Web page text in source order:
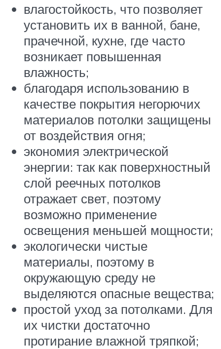
влагостойкость, что позволяет
установить их в ванной, бане,
прачечной, кухне, где часто
возникает повышенная
влажность;
благодаря использованию в
качестве покрытия негорючих
материалов потолки защищены
от воздействия огня;
экономия электрической
энергии: так как поверхностный
слой реечных потолков
отражает свет, поэтому
возможно применение
освещения меньшей мощности;
экологически чистые
материалы, поэтому в
окружающую среду не
выделяются опасные вещества;
простой уход за потолками. Для
их чистки достаточно
протирание влажной тряпкой;